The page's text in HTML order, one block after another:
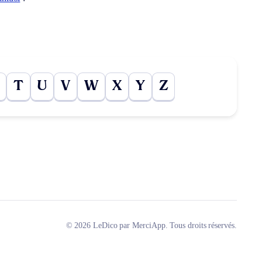
T U V W X Y Z
© 2026 LeDico par MerciApp. Tous droits réservés.